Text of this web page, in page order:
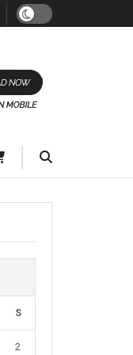
S
2